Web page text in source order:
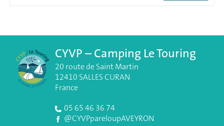
CYVP – Camping Le Touring
20 route de Saint Martin
12410 SALLES CURAN
France
05 65 46 36 74
@CYVPpareloupAVEYRON